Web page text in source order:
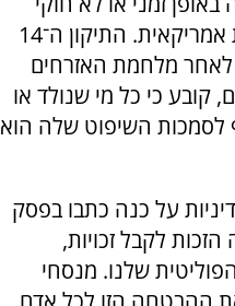
זכאים באופן אוטומטי לאזרחות אמריקאית. התיקון ה־14
מלחמת האזרחים
קובע כי כל מי שנולד או
לסמכות השיפוט שלה הוא
על כנה כתבו בפסק
הזכות לקבל זכויות,
שלנו. מנסחי